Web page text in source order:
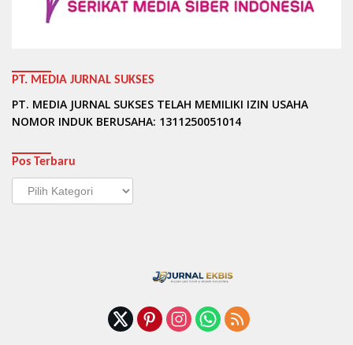
PT. MEDIA JURNAL SUKSES
PT. MEDIA JURNAL SUKSES TELAH MEMILIKI IZIN USAHA
NOMOR INDUK BERUSAHA: 1311250051014
Pos Terbaru
Pos
Terbaru